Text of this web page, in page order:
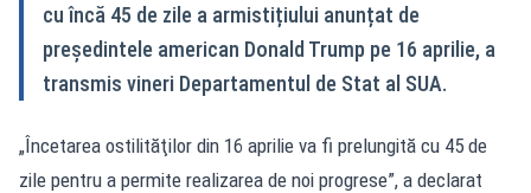
cu încă 45 de zile a armistițiului anunțat de
președintele american Donald Trump pe 16 aprilie, a
transmis vineri Departamentul de Stat al SUA.
„Încetarea ostilităţilor din 16 aprilie va fi prelungită cu 45 de
zile pentru a permite realizarea de noi progrese”, a declarat